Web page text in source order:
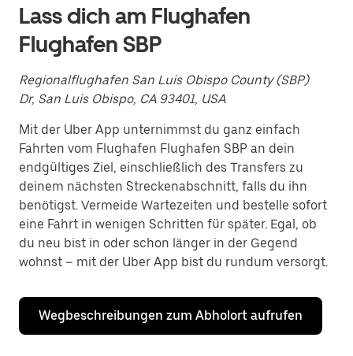
Taste,
um
den
Kalender
schließen.
Lass dich am Flughafen
Flughafen SBP
Regionalflughafen San Luis Obispo County (SBP)
Dr, San Luis Obispo, CA 93401, USA
Mit der Uber App unternimmst du ganz einfach
Fahrten vom Flughafen Flughafen SBP an dein
endgültiges Ziel, einschließlich des Transfers zu
deinem nächsten Streckenabschnitt, falls du ihn
benötigst. Vermeide Wartezeiten und bestelle sofort
eine Fahrt in wenigen Schritten für später. Egal, ob
du neu bist in oder schon länger in der Gegend
wohnst – mit der Uber App bist du rundum versorgt.
Wegbeschreibungen zum Abholort aufrufen